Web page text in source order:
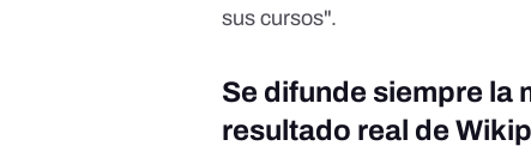
sus cursos".
Se difunde siempre la
resultado real de